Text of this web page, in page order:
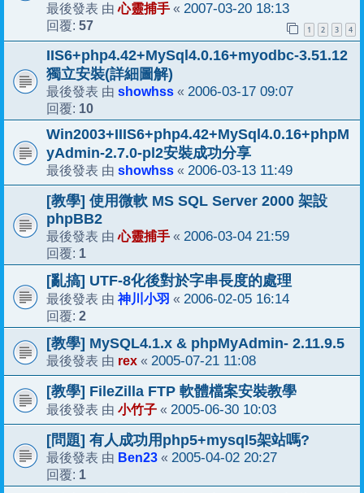
最後發表 由心靈捕手 « 2007-03-20 18:13
回覆: 57 1 2 3 4
IIS6+php4.42+MySql4.0.16+myodbc-3.51.12
獨立安裝(詳細圖解)
最後發表 由 showhss « 2006-03-17 09:07
回覆: 10
Win2003+IIIS6+php4.42+MySql4.0.16+phpM
yAdmin-2.7.0-pl2安裝成功分享
最後發表 由 showhss « 2006-03-13 11:49
[教學] 使用微軟 MS SQL Server 2000 架設
phpBB2
最後發表 由心靈捕手 « 2006-03-04 21:59
回覆: 1
[亂搞] UTF-8化後對於字串長度的處理
最後發表 由 神川小羽 « 2006-02-05 16:14
回覆: 2
[教學] MySQL4.1.x & phpMyAdmin- 2.11.9.5
最後發表 由 rex « 2005-07-21 11:08
[教學] FileZilla FTP 軟體檔案安裝教學
最後發表 由 小竹子 « 2005-06-30 10:03
[問題] 有人成功用php5+mysql5架站嗎?
最後發表 由 Ben23 « 2005-04-02 20:27
回覆: 1